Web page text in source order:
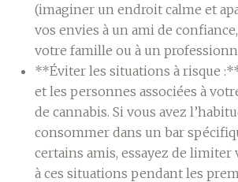
(imaginer un endroit calme et
vos envies à un ami de
votre famille ou à un
**Éviter les situations à risque
et les personnes associées à
de cannabis. Si vous avez
consommer dans un bar
certains amis, essayez de
à ces situations pendant les